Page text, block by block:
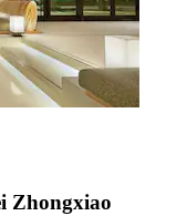
Zhongxiao